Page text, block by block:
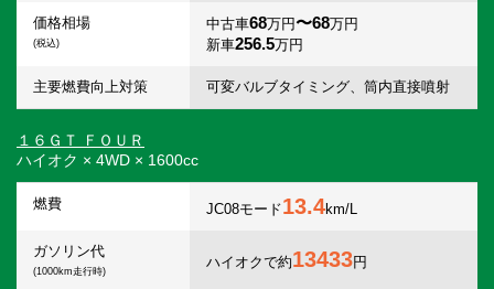
価格相場
(税込)
中古車68万円〜68万円
新車256.5万円
主要燃費向上対策 可変バルブタイミング、筒内直接噴射
１６ＧＴ ＦＯＵＲ
ハイオク × 4WD × 1600cc
燃費 JC08モード13.4km/L
ガソリン代
(1000km走行時)
ハイオクで約13433円